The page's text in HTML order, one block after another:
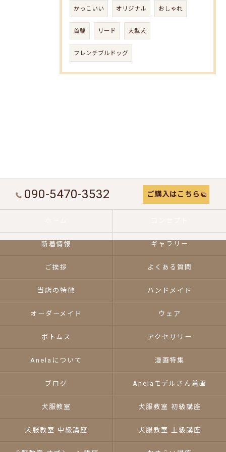
かっこいい オリジナル おしゃれ
首輪 リード 大型犬
フレンチブルドッグ
090-5470-3532 ご購入はこちら
新着情報 ギャラリー
ご挨拶 よくある質問
当店の特徴 ハンドメイド
オーダーメイド ウェア
ボトムス アクセサリー
Anelaについて 漫画特集
ブログ Anelaモデルさん着画
犬服教室 犬服教室 初級講座
犬服教室 中級講座 犬服教室 上級講座